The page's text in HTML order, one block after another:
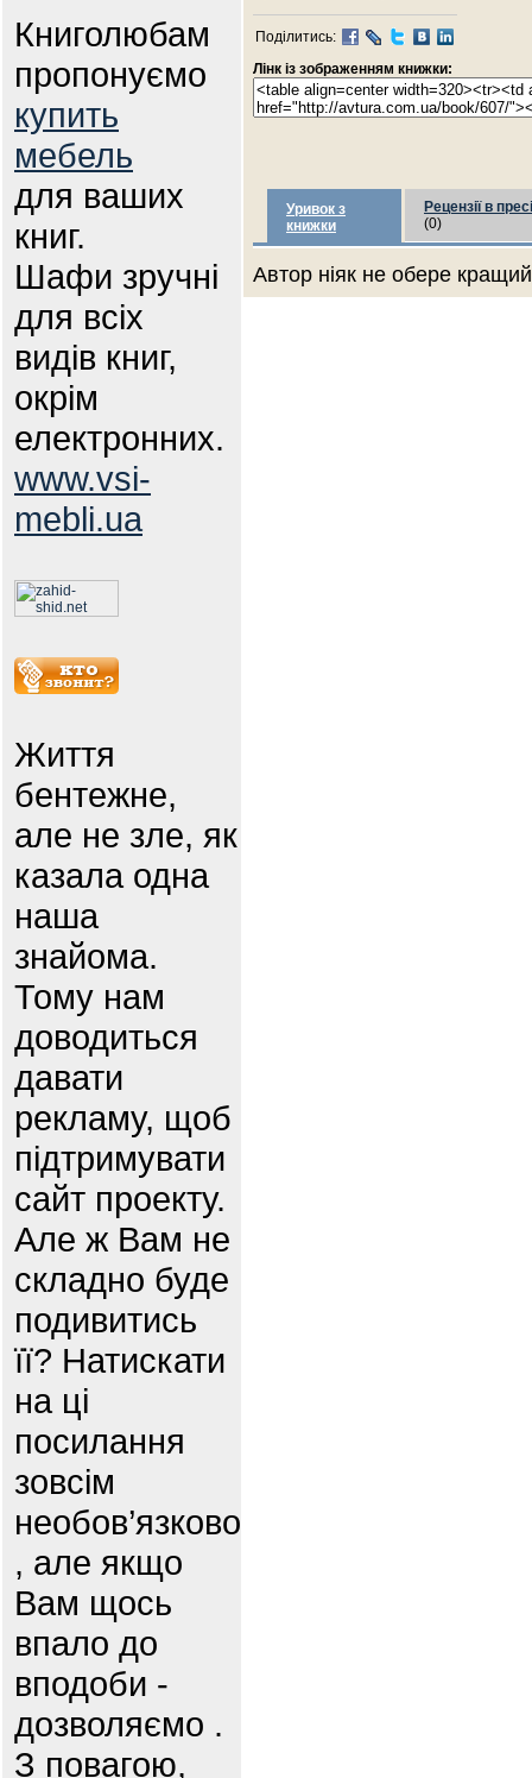
Книголюбам
пропонуємо
купить
мебель
для ваших
книг.
Шафи зручні
для всіх
видів книг,
окрім
електронних.
www.vsi-
mebli.ua
Життя
бентежне,
але не зле, як
казала одна
наша
знайома.
Тому нам
доводиться
давати
рекламу, щоб
підтримувати
сайт проекту.
Але ж Вам не
складно буде
подивитись
її? Натискати
на ці
посилання
зовсім
необов’язково
, але якщо
Вам щось
впало до
вподоби -
дозволяємо .
З повагою,
Поділитись:
Лінк із зображенням книжки:
Уривок з
книжки
Рецензії в пресі
(0)
Автор ніяк не обере